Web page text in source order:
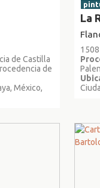
de Castilla
de
México,
La